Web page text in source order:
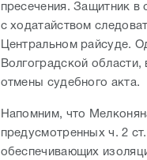
пресечения. Защитник
с ходатайством
Центральном райсуде.
Волгоградской
отмены судебного акта.
Напомним, что
предусмотренных ч. 2
обеспечивающих